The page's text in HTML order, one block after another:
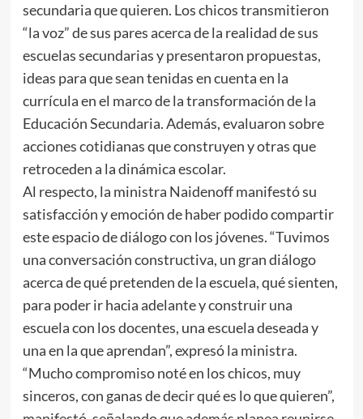
secundaria que quieren. Los chicos transmitieron
“la voz” de sus pares acerca de la realidad de sus
escuelas secundarias y presentaron propuestas,
ideas para que sean tenidas en cuenta en la
currícula en el marco de la transformación de la
Educación Secundaria. Además, evaluaron sobre
acciones cotidianas que construyen y otras que
retroceden a la dinámica escolar.
Al respecto, la ministra Naidenoff manifestó su
satisfacción y emoción de haber podido compartir
este espacio de diálogo con los jóvenes. “Tuvimos
una conversación constructiva, un gran diálogo
acerca de qué pretenden de la escuela, qué sienten,
para poder ir hacia adelante y construir una
escuela con los docentes, una escuela deseada y
una en la que aprendan”, expresó la ministra.
“Mucho compromiso noté en los chicos, muy
sinceros, con ganas de decir qué es lo que quieren”,